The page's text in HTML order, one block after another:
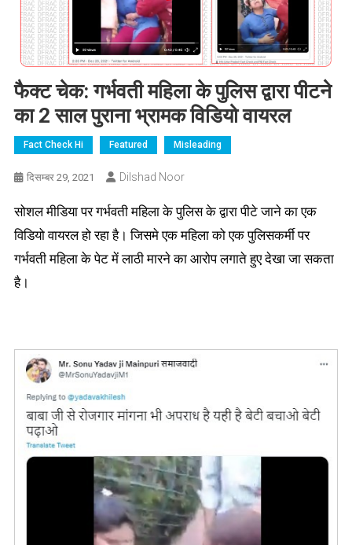
फैक्ट चेक: गर्भवती महिला के पुलिस द्वारा पीटने
का 2 साल पुराना भ्रामक विडियो वायरल
Fact Check Hi Featured Misleading
दिसम्बर 29, 2021 Dilshad Noor
सोशल मीडिया पर गर्भवती महिला के पुलिस के द्वारा पीटे जाने का एक
विडियो वायरल हो रहा है। जिसमे एक महिला को एक पुलिसकर्मी पर
गर्भवती महिला के पेट में लाठी मारने का आरोप लगाते हुए देखा जा सकता
है।